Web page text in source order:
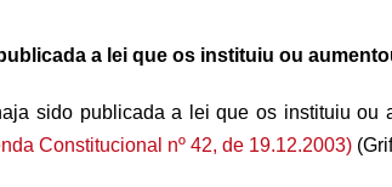
a lei que os instituiu ou
sido publicada a lei que os instituiu ou
Constitucional nº 42, de 19.12.2003)